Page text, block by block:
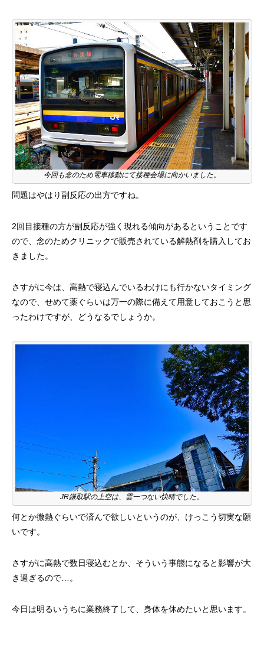
今回も念のため電車移動にて接種会場に向かいました。
問題はやはり副反応の出方ですね。
2回目接種の方が副反応が強く現れる傾向があるということです
ので、念のためクリニックで販売されている解熱剤を購入してお
きました。
さすがに今は、高熱で寝込んでいるわけにも行かないタイミング
なので、せめて薬ぐらいは万一の際に備えて用意しておこうと思
ったわけですが、どうなるでしょうか。
JR鎌取駅の上空は、雲一つない快晴でした。
何とか微熱ぐらいで済んで欲しいというのが、けっこう切実な願
いです。
さすがに高熱で数日寝込むとか、そういう事態になると影響が大
き過ぎるので…。
今日は明るいうちに業務終了して、身体を休めたいと思います。